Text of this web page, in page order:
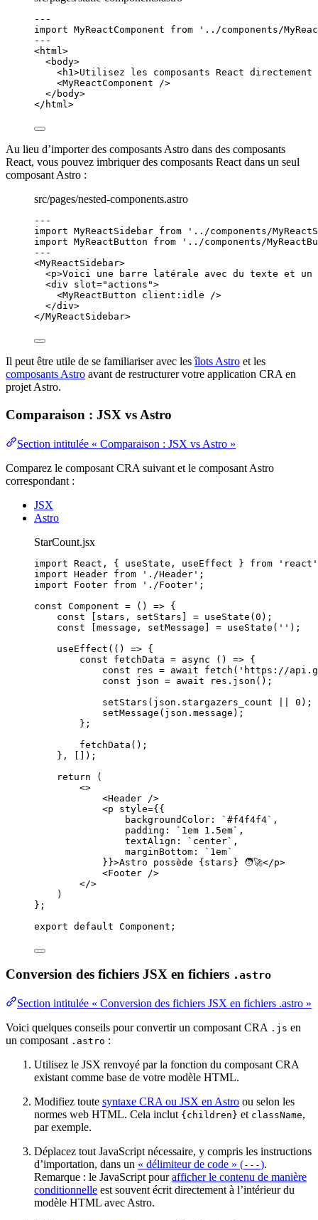
---
import MyReactComponent from ' ../components/
---
<html>
<body>
<h1>Utilisez les composants React
<MyReactComponent />
</ body>
</ html>
Au lieu d’importer des composants Astro dans des composants
React, vous pouvez imbriquer des composants React dans un seul
composant Astro :
src/pages/nested-components.astro
---
import MyReactSidebar from ' ../components/
import MyReactButton from ' ../components/
---
<MyReactSidebar>
<p>Voici une barre latérale avec du texte et un
<div slot=" actions ">
<MyReactButton client:idle />
</div>
</MyReactSidebar>
Il peut être utile de se familiariser avec lesîlots Astro et les
composants Astro avant de restructurer votre application CRA en
projet Astro.
Comparaison : JSX vs Astro
Section intitulée « Comparaison : JSX vs Astro »
Comparez le composant CRA suivant et le composant Astro
correspondant :
JSX
Astro
StarCount.jsx
import React, { useState, useEffect } from ' react '
import Header from ' ./Header ' ;
import Footer from ' ./Footer ' ;
const Component = ()
=> {
const [ stars , setStars ] = useState (0 ) ;
const [message , setMessage ] = useState ( '' ) ;
useEffect ( ()
=> {
const fetchData = async ()
=> {
const
res = await fetch ( ' https://
const json = await res . json () ;
setStars ( json . stargazers_count 0 ) ;
setMessage ( json . message ) ;
};
fetchData () ;
},
[]) ;
return
(
<>
<Header />
<p style={{
backgroundColor:
` #f4f4f4` ,
padding:
` 1em 1.5em` ,
textAlign:
` center` ,
marginBottom:
` 1em`
}}>Astro possède {stars} 🧑‍🚀</p>
<Footer />
</>
)
} ;
export default Component ;
Conversion des fichiers JSX en fichiers .astro
Section intitulée « Conversion des fichiers JSX en fichiers .astro »
Voici quelques conseils pour convertir un composant CRA .js en
un composant .astro :
Utilisez le JSX renvoyé par la fonction du composant CRA
existant comme base de votre modèle HTML.
Modifiez toute syntaxe CRA ou JSX en Astro ou selon les
normes web HTML. Cela inclut {children} et className,
par exemple.
Déplacez tout JavaScript nécessaire, y compris les instructions
d’importation, dans un « délimiteur de code » (---).
Remarque : le JavaScript pourafficher le contenu de manière
conditionnelle est souvent écrit directement à l’intérieur du
modèle HTML avec Astro.